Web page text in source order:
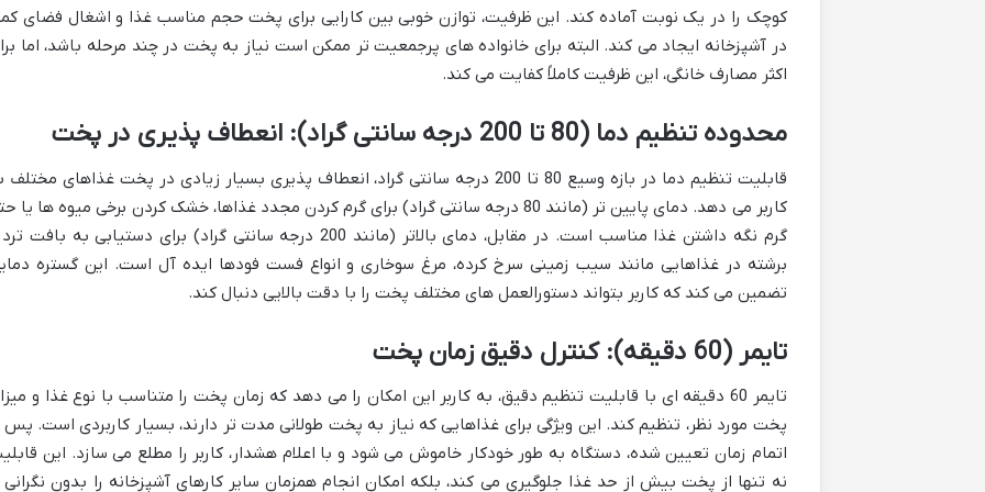
کوچک را در یک نوبت آماده کند. این ظرفیت، توازن خوبی بین کارایی برای پخت حجم مناسب غذا و اشغال فضای
در آشپزخانه ایجاد می کند. البته برای خانواده های پرجمعیت تر ممکن است نیاز به پخت در چند مرحله باشد، اما
اکثر مصارف خانگی، این ظرفیت کاملاً کفایت می کند.
محدوده تنظیم دما (80 تا 200 درجه سانتی گراد): انعطاف پذیری در پخت
قابلیت تنظیم دما در بازه وسیع 80 تا 200 درجه سانتی گراد، انعطاف پذیری بسیار زیادی در پخت غذاهای
کاربر می دهد. دمای پایین تر (مانند 80 درجه سانتی گراد) برای گرم کردن مجدد غذاها، خشک کردن برخی میوه ها یا
گرم نگه داشتن غذا مناسب است. در مقابل، دمای بالاتر (مانند 200 درجه سانتی گراد) برای دستیابی به بافت
برشته در غذاهایی مانند سیب زمینی سرخ کرده، مرغ سوخاری و انواع فست فودها ایده آل است. این گستره
تضمین می کند که کاربر بتواند دستورالعمل های مختلف پخت را با دقت بالایی دنبال کند.
تایمر (60 دقیقه): کنترل دقیق زمان پخت
تایمر 60 دقیقه ای با قابلیت تنظیم دقیق، به کاربر این امکان را می دهد که زمان پخت را متناسب با نوع غذا و
پخت مورد نظر، تنظیم کند. این ویژگی برای غذاهایی که نیاز به پخت طولانی مدت تر دارند، بسیار کاربردی است. پس
اتمام زمان تعیین شده، دستگاه به طور خودکار خاموش می شود و با اعلام هشدار، کاربر را مطلع می سازد. این
نه تنها از پخت بیش از حد غذا جلوگیری می کند، بلکه امکان انجام همزمان سایر کارهای آشپزخانه را بدون نگرانی